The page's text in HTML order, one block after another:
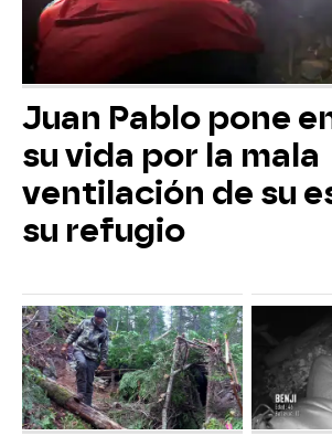
Juan Pablo pone
su vida por la mala
ventilación de su
su refugio